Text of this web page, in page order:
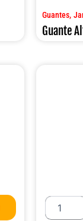
Guantes,
Guante
Guante
Altex